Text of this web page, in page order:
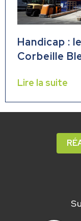
Handicap :
Corbeille
Lire la suite